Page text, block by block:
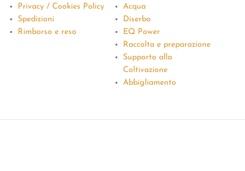
Privacy / Cookies Policy
Spedizioni
Rimborso e reso
Acqua
Diserbo
EQ Power
Raccolta e preparazione
Supporto alla
Coltivazione
Abbigliamento